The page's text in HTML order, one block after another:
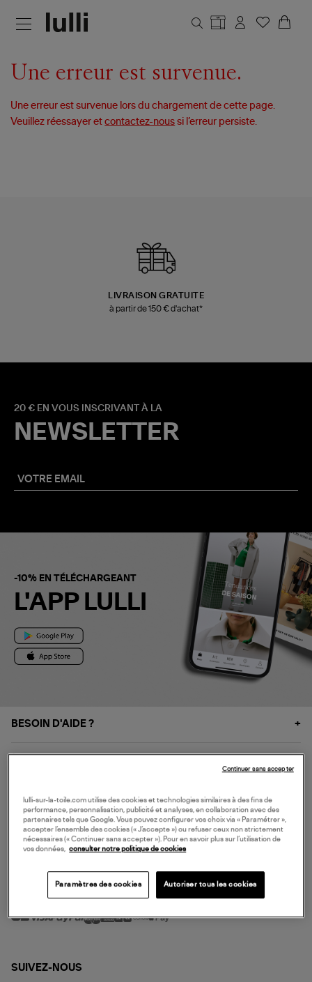
Une erreur est survenue.
Une erreur est survenue lors du chargement de cette page.
Veuillez réessayer etcontactez-nous si l’erreur persiste.
LIVRAISON GRATUITE
à partir de 150 € d'achat*
20 € EN VOUS INSCRIVANT À LA
NEWSLETTER
-10% EN TÉLÉCHARGEANT
L'APP LULLI
BESOIN D'AIDE ?
NOS SERVICES
SERVICE CLIENT
MODE DE PAIEMENT
SUIVEZ-NOUS
lulli-sur-la-toile.com utilise des cookies et technologies similaires à des fins de
performance, personnalisation, publicité et analyses, en collaboration avec des
partenaires tels que Google. Vous pouvez configurer vos choix via « Paramétrer »,
accepter l’ensemble des cookies (« J’accepte ») ou refuser ceux non strictement
nécessaires (« Continuer sans accepter »). Pour en savoir plus sur l’utilisation de
vos données,
consulter notre politique de cookies
Paramètres des cookies Autoriser tous les cookies
Continuer sans accepter